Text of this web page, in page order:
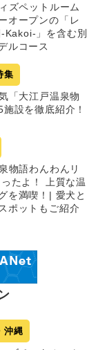
ズペットルーム
オープンの「レ
Kakoi-」を含む別
ルコース
集
「大江戸温泉物
設を徹底紹介！
物語わんわんリ
たよ！ 上質な温
を満喫！| 愛犬と
ポットもご紹介
沖縄